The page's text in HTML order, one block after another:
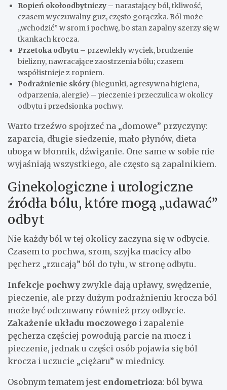
Ropień okołoodbytniczy – narastający ból, tkliwość,
czasem wyczuwalny guz, często gorączka. Ból może
„wchodzić” w srom i pochwę, bo stan zapalny szerzy się w
tkankach krocza.
Przetoka odbytu – przewlekły wyciek, brudzenie
bielizny, nawracające zaostrzenia bólu; czasem
współistnieje z ropniem.
Podrażnienie skóry (biegunki, agresywna higiena,
odparzenia, alergie) – pieczenie i przeczulica w okolicy
odbytu i przedsionka pochwy.
Warto trzeźwo spojrzeć na „domowe” przyczyny:
zaparcia, długie siedzenie, mało płynów, dieta
uboga w błonnik, dźwiganie. One same w sobie nie
wyjaśniają wszystkiego, ale często są zapalnikiem.
Ginekologiczne i urologiczne
źródła bólu, które mogą „udawać”
odbyt
Nie każdy ból w tej okolicy zaczyna się w odbycie.
Czasem to pochwa, srom, szyjka macicy albo
pęcherz „rzucają” ból do tyłu, w stronę odbytu.
Infekcje pochwy zwykle dają upławy, swędzenie,
pieczenie, ale przy dużym podrażnieniu krocza ból
może być odczuwany również przy odbycie.
Zakażenie układu moczowego i zapalenie
pęcherza częściej powodują parcie na mocz i
pieczenie, jednak u części osób pojawia się ból
krocza i uczucie „ciężaru” w miednicy.
Osobnym tematem jest endometrioza: ból bywa